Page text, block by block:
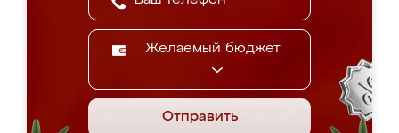
Желаемый бюджет
Отправить